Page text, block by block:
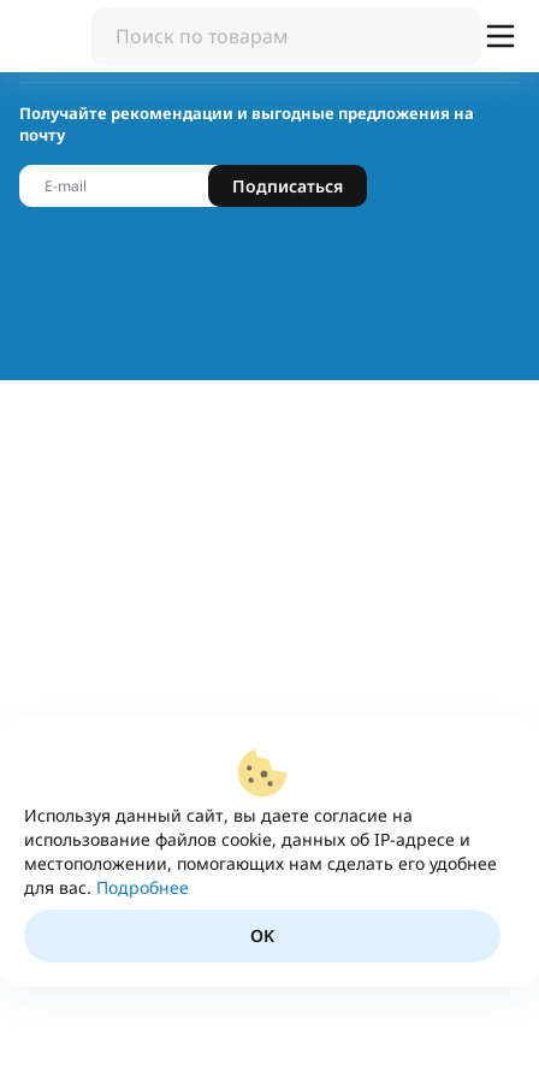
Используя данный сайт, вы даете согласие на
использование файлов cookie, данных об IP-адресе и
местоположении, помогающих нам сделать его удобнее
для вас. Подробнее
OK
Получайте рекомендации и выгодные предложения на
почту
Подписаться